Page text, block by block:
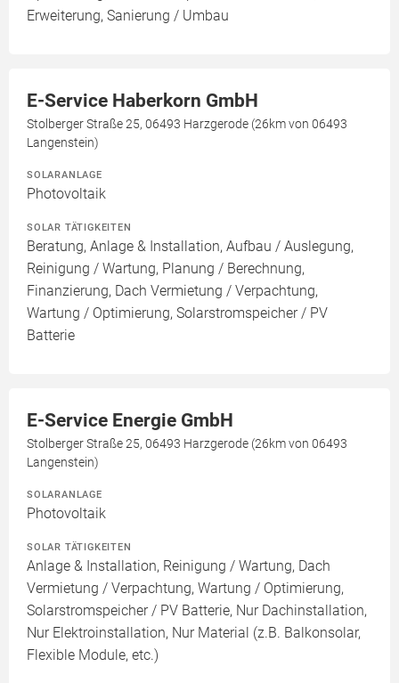
Erweiterung, Sanierung / Umbau
E-Service Haberkorn GmbH
Stolberger Straße 25, 06493 Harzgerode (26km von 06493
Langenstein)
SOLARANLAGE
Photovoltaik
SOLAR TÄTIGKEITEN
Beratung, Anlage & Installation, Aufbau / Auslegung,
Reinigung / Wartung, Planung / Berechnung,
Finanzierung, Dach Vermietung / Verpachtung,
Wartung / Optimierung, Solarstromspeicher / PV
Batterie
E-Service Energie GmbH
Stolberger Straße 25, 06493 Harzgerode (26km von 06493
Langenstein)
SOLARANLAGE
Photovoltaik
SOLAR TÄTIGKEITEN
Anlage & Installation, Reinigung / Wartung, Dach
Vermietung / Verpachtung, Wartung / Optimierung,
Solarstromspeicher / PV Batterie, Nur Dachinstallation,
Nur Elektroinstallation, Nur Material (z.B. Balkonsolar,
Flexible Module, etc.)